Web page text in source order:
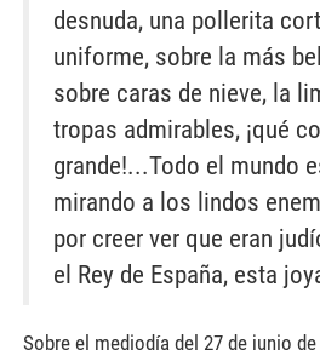
desnuda, una pollerita
uniforme, sobre la más
sobre caras de nieve, la
tropas admirables, ¡qué
grande!...Todo el mundo
mirando a los lindos
por creer ver que eran
el Rey de España, esta
Sobre el mediodía del 27 de junio